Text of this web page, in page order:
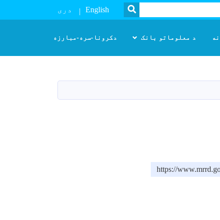
SEARCH
English دری
د معلوماتو بانک دکرونا-سره-مبارزه
https://